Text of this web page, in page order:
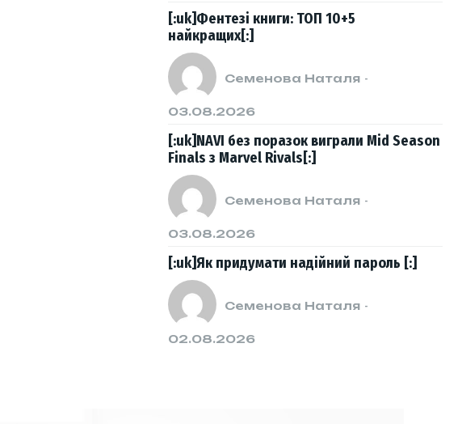
[:uk]Фентезі книги: ТОП 10+5
найкращих[:]
Семенова Наталя -
03.08.2026
[:uk]NAVI без поразок виграли Mid Season
Finals з Marvel Rivals[:]
Семенова Наталя -
03.08.2026
[:uk]Як придумати надійний пароль [:]
Семенова Наталя -
02.08.2026